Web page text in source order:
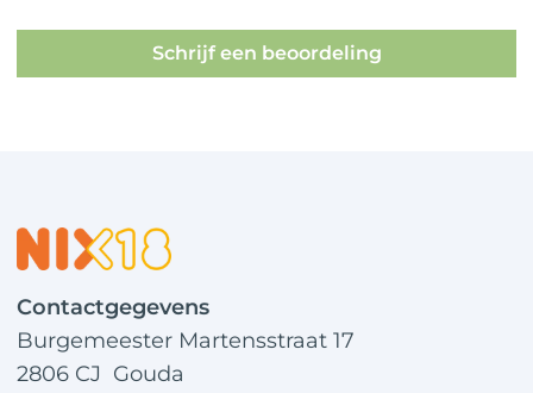
Schrijf een beoordeling
Contactgegevens
Burgemeester Martensstraat 17
2806 CJ Gouda